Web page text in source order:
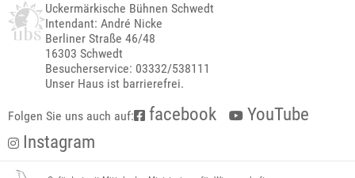
Uckermärkische Bühnen Schwedt
Intendant: André Nicke
Berliner Straße 46/48
16303 Schwedt
Besucherservice: 03332/538111
Unser Haus ist barrierefrei.
Folgen Sie uns auch auf: facebook
YouTube
Instagram